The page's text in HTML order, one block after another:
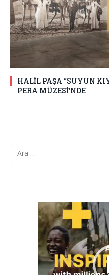
HALİL PAŞA “SUYUN
PERA MÜZESİ’NDE
Video
oynatıcı